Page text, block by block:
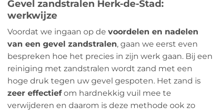
Gevel zandstralen Herk-de-Stad:
werkwijze
Voordat we ingaan op de voordelen en nadelen
van een gevel zandstralen, gaan we eerst even
bespreken hoe het precies in zijn werk gaan. Bij een
reiniging met zandstralen wordt zand met een
hoge druk tegen uw gevel gespoten. Het zand is
zeer effectiefom hardnekkig vuil mee te
verwijderen en daarom is deze methode ook zo